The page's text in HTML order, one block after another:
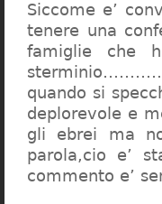
Siccome e’
tenere una
famiglie che
quando si
deplorevole e
gli ebrei ma
parola,cio e’
commento e’